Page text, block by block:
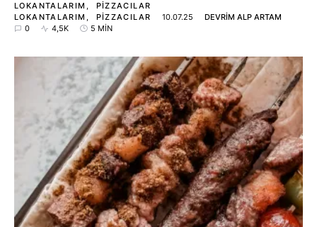
LOKANTALARIM
PIZZACILAR
LOKANTALARIM
PIZZACILAR 10.07.25
DEVRIM ALP ARTAM
0
4,5K 5 MIN